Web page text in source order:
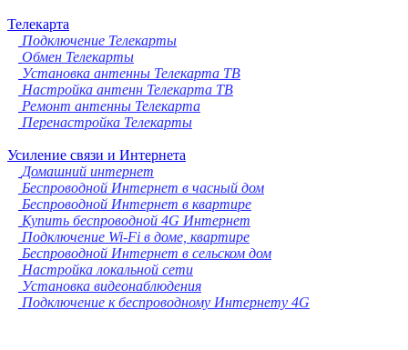
Телекарта
Подключение Телекарты
Обмен Телекарты
Установка антенны Телекарта ТВ
Настройка антенн Телекарта ТВ
Ремонт антенны Телекарта
Перенастройка Телекарты
Усиление связи и Интернета
Домашний интернет
Беспроводной Интернет в часный дом
Беспроводной Интернет в квартире
Купить беспроводной 4G Интернет
Подключение Wi-Fi в доме, квартире
Беспроводной Интернет в сельском дом
Настройка локальной сети
Установка видеонаблюдения
Подключение к беспроводному Интернету 4G